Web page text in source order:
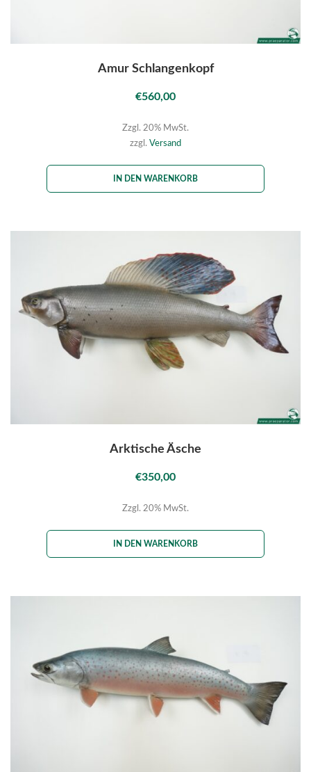
Amur Schlangenkopf
€560,00
Zzgl. 20% MwSt.
zzgl. Versand
IN DEN WARENKORB
Arktische Äsche
€350,00
Zzgl. 20% MwSt.
IN DEN WARENKORB